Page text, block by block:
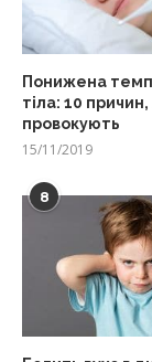
Понижена
тіла: 10 причин,
провокують
15/11/2019
8